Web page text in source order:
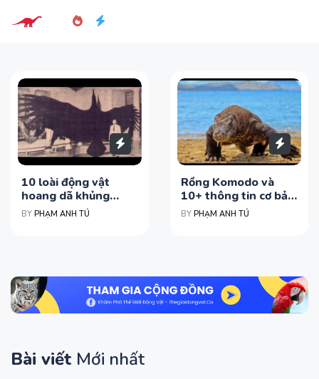
10 loài động vật
hoang dã khủng
khiếp đã "may mắn"
tuyệt chủng
BY PHẠM ANH TÚ
Rồng Komodo và
10+ thông tin cơ bản
cần biết
BY PHẠM ANH TÚ
Bài viết Mới nhất